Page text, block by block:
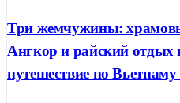
Три жемчужины:
Ангкор и райский
путешествие по